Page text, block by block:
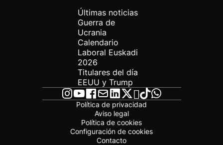
Últimas noticias
Guerra de
Ucrania
Calendario
Laboral Euskadi
2026
Titulares del día
EEUU y Trump
Política de privacidad
Aviso legal
Política de cookies
Configuración de cookies
Contacto